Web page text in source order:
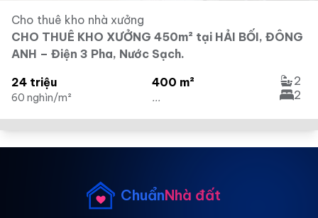
Cho thuê kho nhà xưởng
CHO THUÊ KHO XƯỞNG 450m² tại HẢI BỐI, ĐÔNG
ANH – Điện 3 Pha, Nước Sạch.
24 triệu
60 nghìn/m²
400 m²
...
2
2
ChuẩnNhà đất